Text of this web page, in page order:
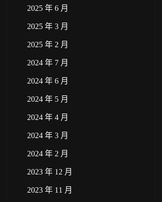
2025 年 6 月
2025 年 3 月
2025 年 2 月
2024 年 7 月
2024 年 6 月
2024 年 5 月
2024 年 4 月
2024 年 3 月
2024 年 2 月
2023 年 12 月
2023 年 11 月